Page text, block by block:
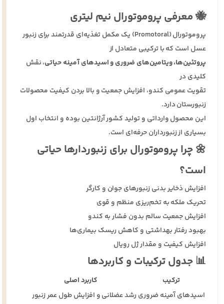
🐝 معرفی پروموتورال نیم لیتری
پروموتورال (Promotoral) یک مکمل تغذیه‌ای قدرتمند برای زنبور
عسل است که با ترکیبی متعادل از
پروتئین‌ها، ویتامین‌های ضروری و اسیدهای آمینه حیاتی، نقش
کلیدی در
تقویت عمومی کندو، افزایش جمعیت و بالا بردن کیفیت محصولات
زنبورستان دارد.
این محصول وارداتی و تولید کشور آرژانتین بوده و انتخاب اول
بسیاری از زنبورداران حرفه‌ای است.
🌼 چرا پروموتورال برای زنبوردارها حیاتی
است؟
افزایش ذخایر بدنی زنبورهای جوان و کارگر
تحریک ملکه به تخم‌ریزی منظم و قوی
افزایش جمعیت سالم بدون فشار به کندو
بهبود رفتار بهداشتی و کاهش ریسک بیماری‌ها
افزایش کیفیت و مقدار ژل رویال
📊 جدول ترکیبات و کاربردها
ترکیب
کاربرد اصلی
اسیدهای آمینه ضروری رشد عضلانی و افزایش طول عمر زنبور